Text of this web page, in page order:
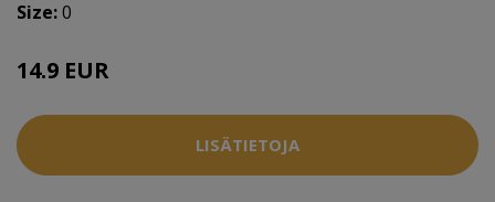
Size:0
14.9 EUR
LISÄTIETOJA